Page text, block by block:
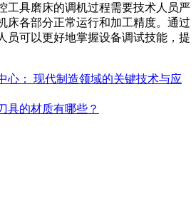
具磨床的调机过程需要技术人员严
床各部分正常运行和加工精度。通过
员可以更好地掌握设备调试技能，提
心： 现代制造领域的关键技术与应
具的材质有哪些？